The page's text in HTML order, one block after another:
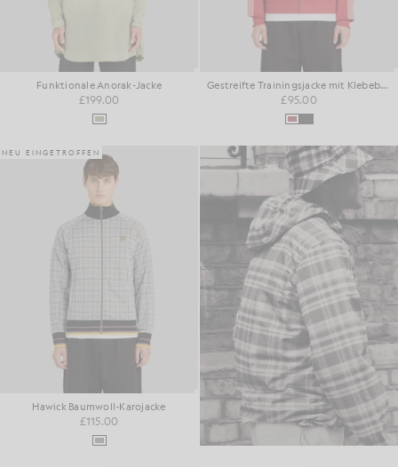
Funktionale Anorak-Jacke
£199.00
Gestreifte Trainingsjacke mit Klebebandbesatz
£95.00
NEU EINGETROFFEN
Hawick Baumwoll-Karojacke
£115.00